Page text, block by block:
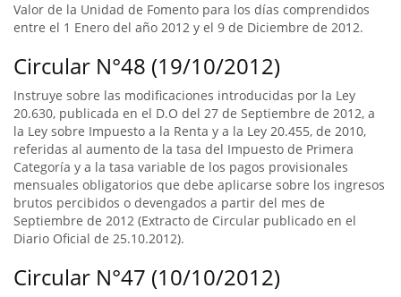
Valor de la Unidad de Fomento para los días comprendidos
entre el 1 Enero del año 2012 y el 9 de Diciembre de 2012.
Circular N°48 (19/10/2012)
Instruye sobre las modificaciones introducidas por la Ley
20.630, publicada en el D.O del 27 de Septiembre de 2012, a
la Ley sobre Impuesto a la Renta y a la Ley 20.455, de 2010,
referidas al aumento de la tasa del Impuesto de Primera
Categoría y a la tasa variable de los pagos provisionales
mensuales obligatorios que debe aplicarse sobre los ingresos
brutos percibidos o devengados a partir del mes de
Septiembre de 2012 (Extracto de Circular publicado en el
Diario Oficial de 25.10.2012).
Circular N°47 (10/10/2012)